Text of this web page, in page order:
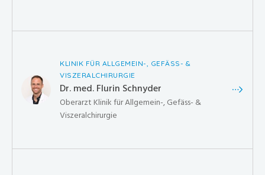
KLINIK FÜR ALLGEMEIN-, GEFÄSS- &
VISZERALCHIRURGIE
Dr. med. Flurin Schnyder
Oberarzt Klinik für Allgemein-, Gefäss- &
Viszeralchirurgie